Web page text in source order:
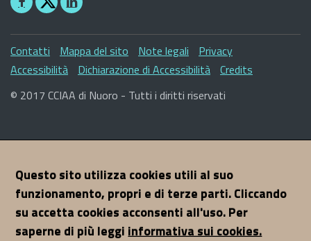
Seguici
su
Facebook
Seguici
su
Linkedin
Sezione
Link
Contatti Mappa del sito Note legali
Privacy
Accessibilità
Dichiarazione di Accessibilità Credits
© 2017 CCIAA di Nuoro - Tutti i diritti riservati
Questo sito utilizza cookies utili al suo
funzionamento, propri e di terze parti. Cliccando
su accetta cookies acconsenti all'uso. Per
saperne di più leggiinformativa sui cookies.